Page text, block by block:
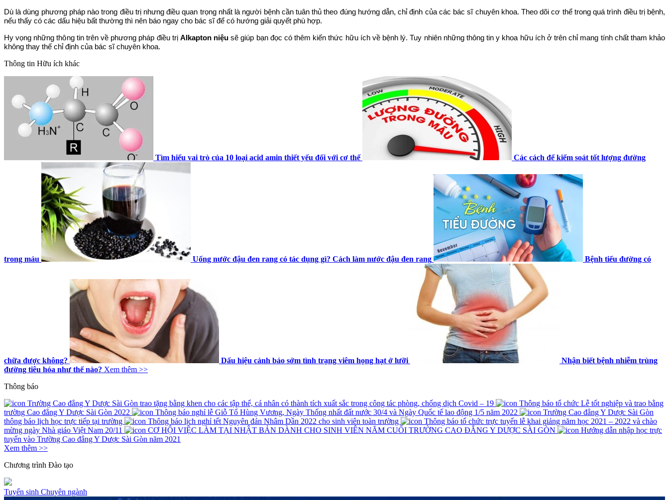
Dù là dùng phương pháp nào trong điều trị nhưng điều quan trọng nhất là người bệnh cần tuân thủ theo đúng hướng dẫn, chỉ định của các bác sĩ chuyên khoa. Theo dõi cơ thể trong quá trình điều trị bệnh,
nếu thấy có các dấu hiệu bất thường thì nên báo ngay cho bác sĩ để có hướng giải quyết phù hợp.
Hy vọng những thông tin trên về phương pháp điều trị Alkapton niệu sẽ giúp bạn đọc có thêm kiến thức hữu ích về bệnh lý. Tuy nhiên những thông tin y khoa hữu ích ở trên chỉ mang tính chất tham khảo
không thay thế chỉ định của bác sĩ chuyên khoa.
Thông tin Hữu ích khác
Tìm hiểu vai trò của 10 loại acid amin thiết yếu đối với cơ thể Các cách để kiểm soát tốt lượng đường
trong máu Uống nước đậu đen rang có tác dụng gì? Cách làm nước đậu đen rang Bệnh tiểu đường có
chữa được không? Dấu hiệu cảnh báo sớm tình trạng viêm họng hạt ở lưỡi
Nhận biết bệnh nhiễm trùng
đường tiêu hóa như thế nào? Xem thêm >>
Thông báo
Trường Cao đẳng Y Dược Sài Gòn trao tặng bằng khen cho các tập thể, cá nhân có thành tích xuất sắc trong công tác phòng, chống dịch Covid – 19
Thông báo tổ chức Lễ tốt nghiệp và trao bằng
trường Cao đẳng Y Dược Sài Gòn 2022
Thông báo nghỉ lễ Giỗ Tổ Hùng Vương, Ngày Thống nhất đất nước 30/4 và Ngày Quốc tế lao động 1/5 năm 2022
Trường Cao đẳng Y Dược Sài Gòn
thông báo lịch học trực tiếp tại trường
Thông báo lịch nghỉ tết Nguyên đán Nhâm Dần 2022 cho sinh viên toàn trường
Thông báo tổ chức trực tuyến lễ khai giảng năm học 2021 – 2022 và chào
mừng ngày Nhà giáo Việt Nam 20/11
CƠ HỘI VIỆC LÀM TẠI NHẬT BẢN DÀNH CHO SINH VIÊN NĂM CUỐI TRƯỜNG CAO ĐẲNG Y DƯỢC SÀI GÒN
Hướng dẫn nhập học trực
tuyến vào Trường Cao đẳng Y Dược Sài Gòn năm 2021
Xem thêm >>
Chương trình Đào tạo
Tuyển sinh Chuyên ngành